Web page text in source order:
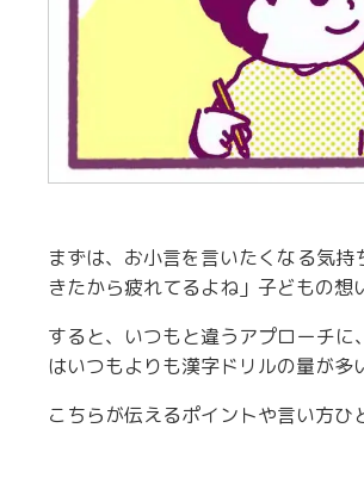
まずは、お小言を言いたくなる気
きたから疲れてるよね」子どもの
すると、いつもと違うアプローチ
はいつもよりも漢字ドリルの量が
こちらが伝えるポイントや言い方